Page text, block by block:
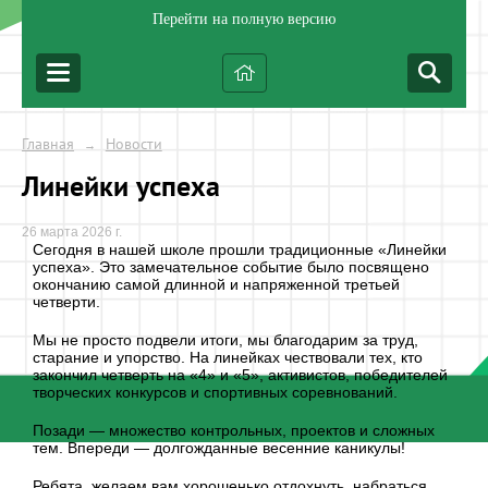
Перейти на полную версию
Главная → Новости
Линейки успеха
26 марта 2026 г.
Сегодня в нашей школе прошли традиционные «Линейки
успеха». Это замечательное событие было посвящено
окончанию самой длинной и напряженной третьей
четверти.
Мы не просто подвели итоги, мы благодарим за труд,
старание и упорство. На линейках чествовали тех, кто
закончил четверть на «4» и «5», активистов, победителей
творческих конкурсов и спортивных соревнований.
Позади — множество контрольных, проектов и сложных
тем. Впереди — долгожданные весенние каникулы!